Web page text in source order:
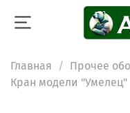
Главная Прочее
Кран модели "Умелец"